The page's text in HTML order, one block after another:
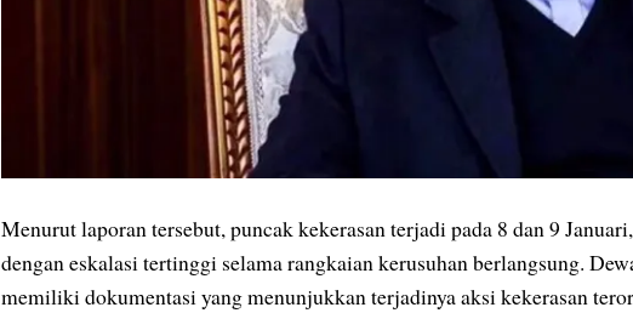
Menurut laporan tersebut, puncak kekerasan terjadi pada 8 dan 9
dengan eskalasi tertinggi selama rangkaian kerusuhan berlangsung.
memiliki dokumentasi yang menunjukkan terjadinya aksi kekerasan